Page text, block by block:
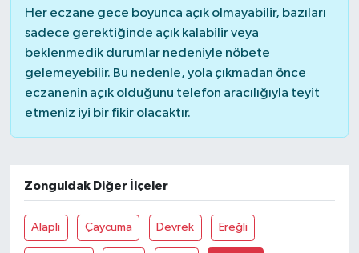
Her eczane gece boyunca açık olmayabilir, bazıları
sadece gerektiğinde açık kalabilir veya
beklenmedik durumlar nedeniyle nöbete
gelemeyebilir. Bu nedenle, yola çıkmadan önce
eczanenin açık olduğunu telefon aracılığıyla teyit
etmeniz iyi bir fikir olacaktır.
Zonguldak Diğer İlçeler
Alapli Çaycuma Devrek Ereğli